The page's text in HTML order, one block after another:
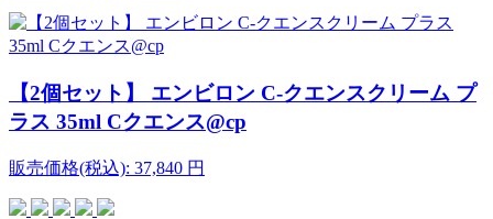
【2個セット】 エンビロン C-クエンスクリーム プ
ラス 35ml Cクエンス@cp
販売価格(税込): 37,840 円